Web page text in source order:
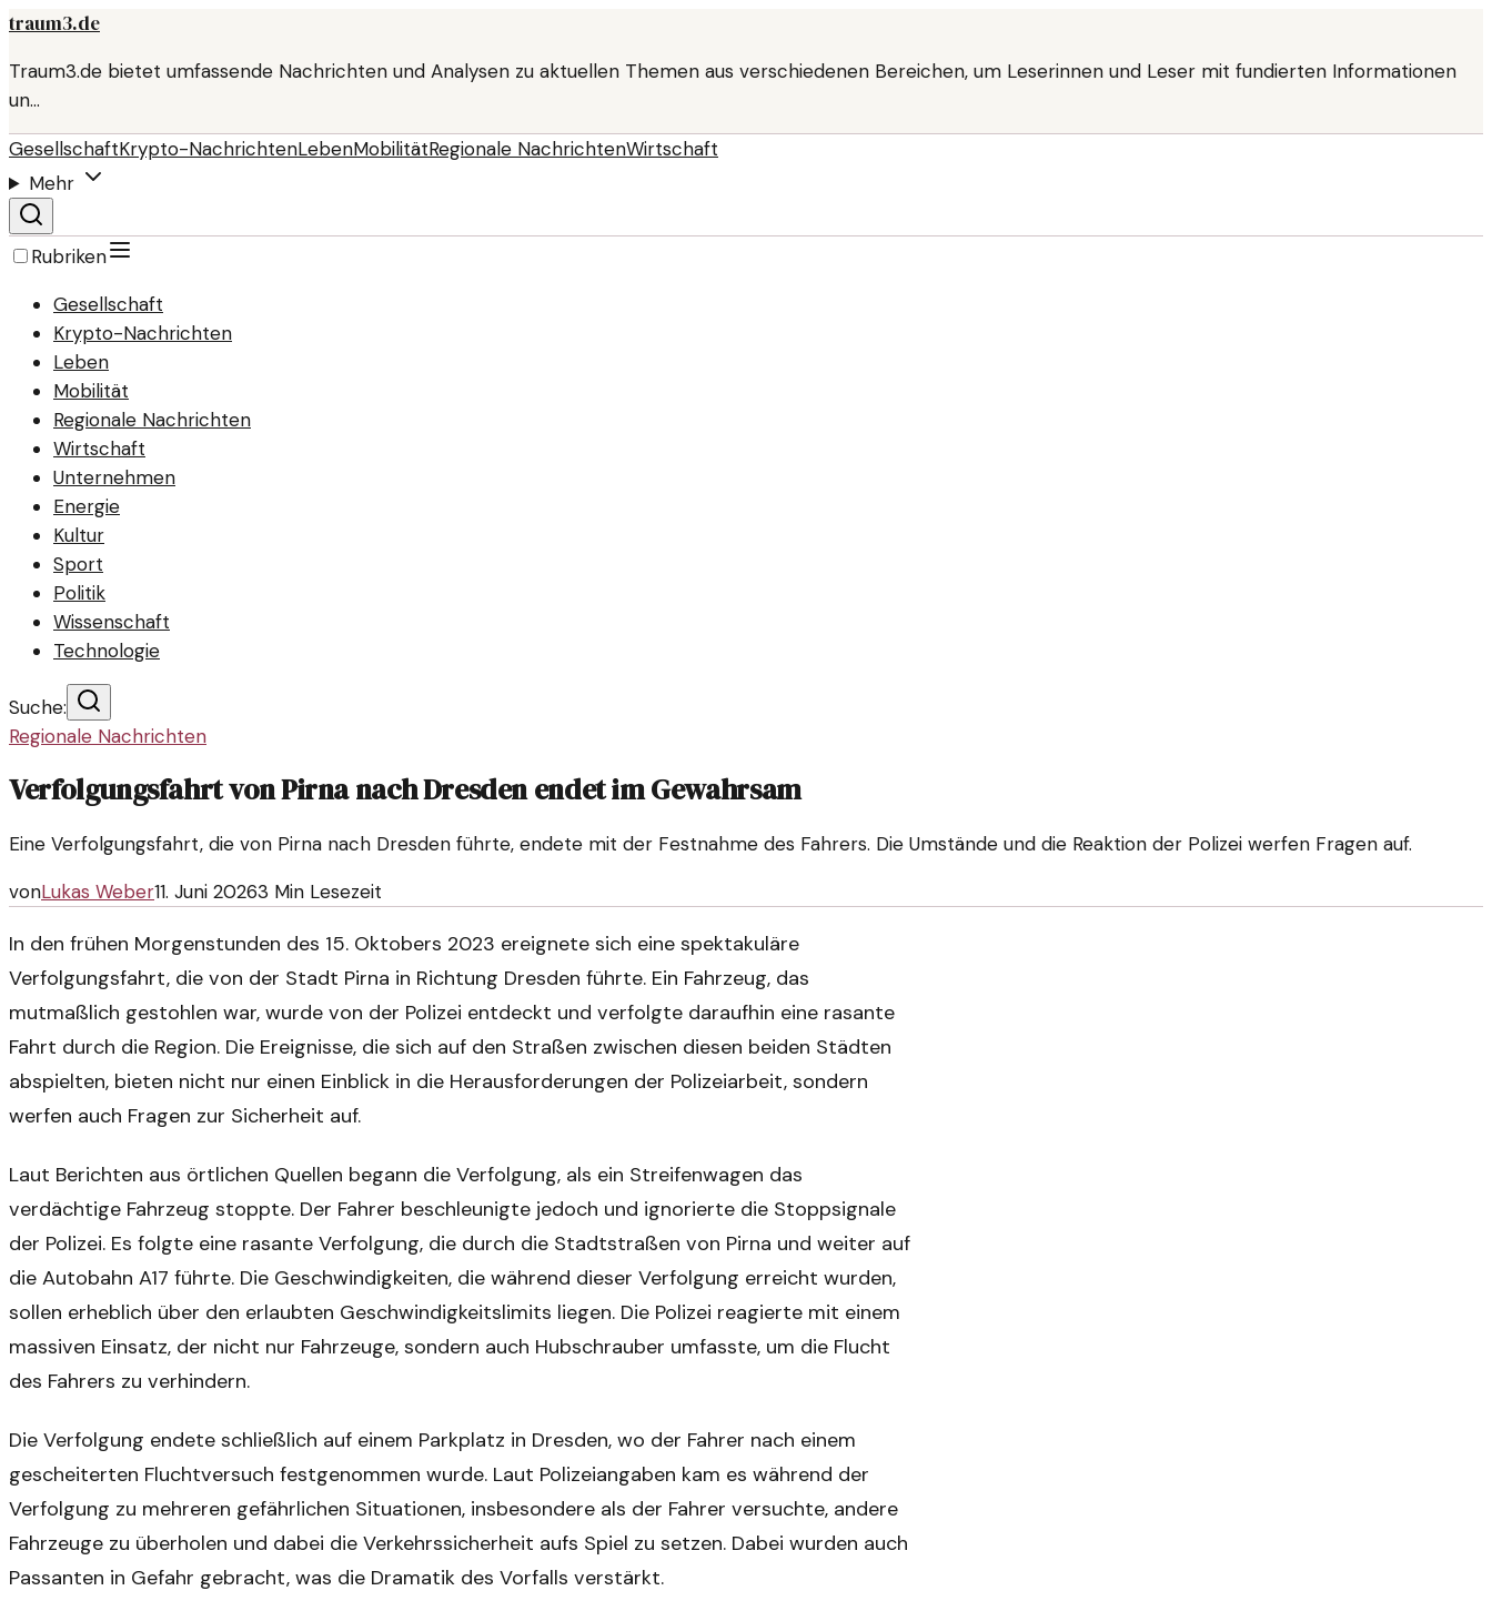
traum3.de
Traum3.de bietet umfassende Nachrichten und Analysen zu aktuellen Themen aus verschiedenen Bereichen, um Leserinnen und Leser mit fundierten Informationen
un…
GesellschaftKrypto-NachrichtenLebenMobilitätRegionale NachrichtenWirtschaft
Mehr
Rubriken
Gesellschaft
Krypto-Nachrichten
Leben
Mobilität
Regionale Nachrichten
Wirtschaft
Unternehmen
Energie
Kultur
Sport
Politik
Wissenschaft
Technologie
Suche:
Regionale Nachrichten
Verfolgungsfahrt von Pirna nach Dresden endet im Gewahrsam
Eine Verfolgungsfahrt, die von Pirna nach Dresden führte, endete mit der Festnahme des Fahrers. Die Umstände und die Reaktion der Polizei werfen Fragen auf.
vonLukas Weber11. Juni 20263 Min Lesezeit
In den frühen Morgenstunden des 15. Oktobers 2023 ereignete sich eine spektakuläre
Verfolgungsfahrt, die von der Stadt Pirna in Richtung Dresden führte. Ein Fahrzeug, das
mutmaßlich gestohlen war, wurde von der Polizei entdeckt und verfolgte daraufhin eine rasante
Fahrt durch die Region. Die Ereignisse, die sich auf den Straßen zwischen diesen beiden Städten
abspielten, bieten nicht nur einen Einblick in die Herausforderungen der Polizeiarbeit, sondern
werfen auch Fragen zur Sicherheit auf.
Laut Berichten aus örtlichen Quellen begann die Verfolgung, als ein Streifenwagen das
verdächtige Fahrzeug stoppte. Der Fahrer beschleunigte jedoch und ignorierte die Stoppsignale
der Polizei. Es folgte eine rasante Verfolgung, die durch die Stadtstraßen von Pirna und weiter auf
die Autobahn A17 führte. Die Geschwindigkeiten, die während dieser Verfolgung erreicht wurden,
sollen erheblich über den erlaubten Geschwindigkeitslimits liegen. Die Polizei reagierte mit einem
massiven Einsatz, der nicht nur Fahrzeuge, sondern auch Hubschrauber umfasste, um die Flucht
des Fahrers zu verhindern.
Die Verfolgung endete schließlich auf einem Parkplatz in Dresden, wo der Fahrer nach einem
gescheiterten Fluchtversuch festgenommen wurde. Laut Polizeiangaben kam es während der
Verfolgung zu mehreren gefährlichen Situationen, insbesondere als der Fahrer versuchte, andere
Fahrzeuge zu überholen und dabei die Verkehrssicherheit aufs Spiel zu setzen. Dabei wurden auch
Passanten in Gefahr gebracht, was die Dramatik des Vorfalls verstärkt.